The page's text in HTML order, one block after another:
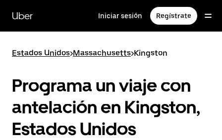
contenido
principal
Uber Iniciar sesión Regístrate
Estados Unidos>Massachusetts>Kingston
Programa un viaje con
antelación en Kingston,
Estados Unidos